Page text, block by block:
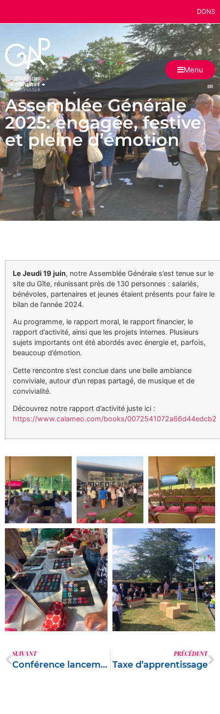
DONS
Menu
Assemblée Générale
2025: engagée, festive
et pleine d’émotion
Le Jeudi 19 juin, notre Assemblée Générale s’est tenue sur le
site du Gîte, réunissant près de 130 personnes : salariés,
bénévoles, partenaires et jeunes étaient présents pour faire le
bilan de l’année 2024.
Au programme, le rapport moral, le rapport financier, le
rapport d’activité, ainsi que les projets internes. Plusieurs
sujets importants ont été abordés avec énergie et, parfois,
beaucoup d’émotion.
Cette rencontre s’est conclue dans une belle ambiance
conviviale, autour d’un repas partagé, de musique et de
convivialité.
Découvrez notre rapport d’activité juste ici :
https://www.calameo.com/books/0072541072a66d44edcb2
SUIVANT
Conférence lancement livre
PRÉCÉDENT
Taxe d’apprentissage